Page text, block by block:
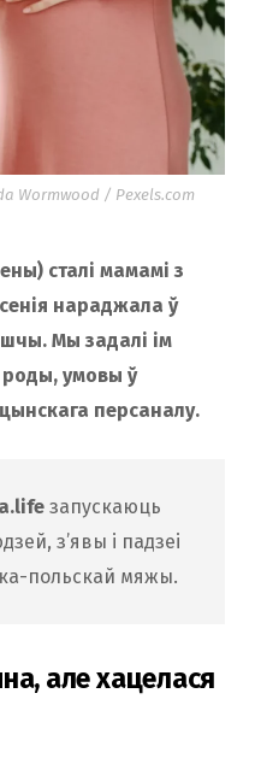
Wormwood / Pexels.com
сталі мамамі з
нараджала ў
Мы задалі ім
умовы ў
персаналу.
запускаюць
з’явы і падзеі
польскай мяжы.
але хацелася